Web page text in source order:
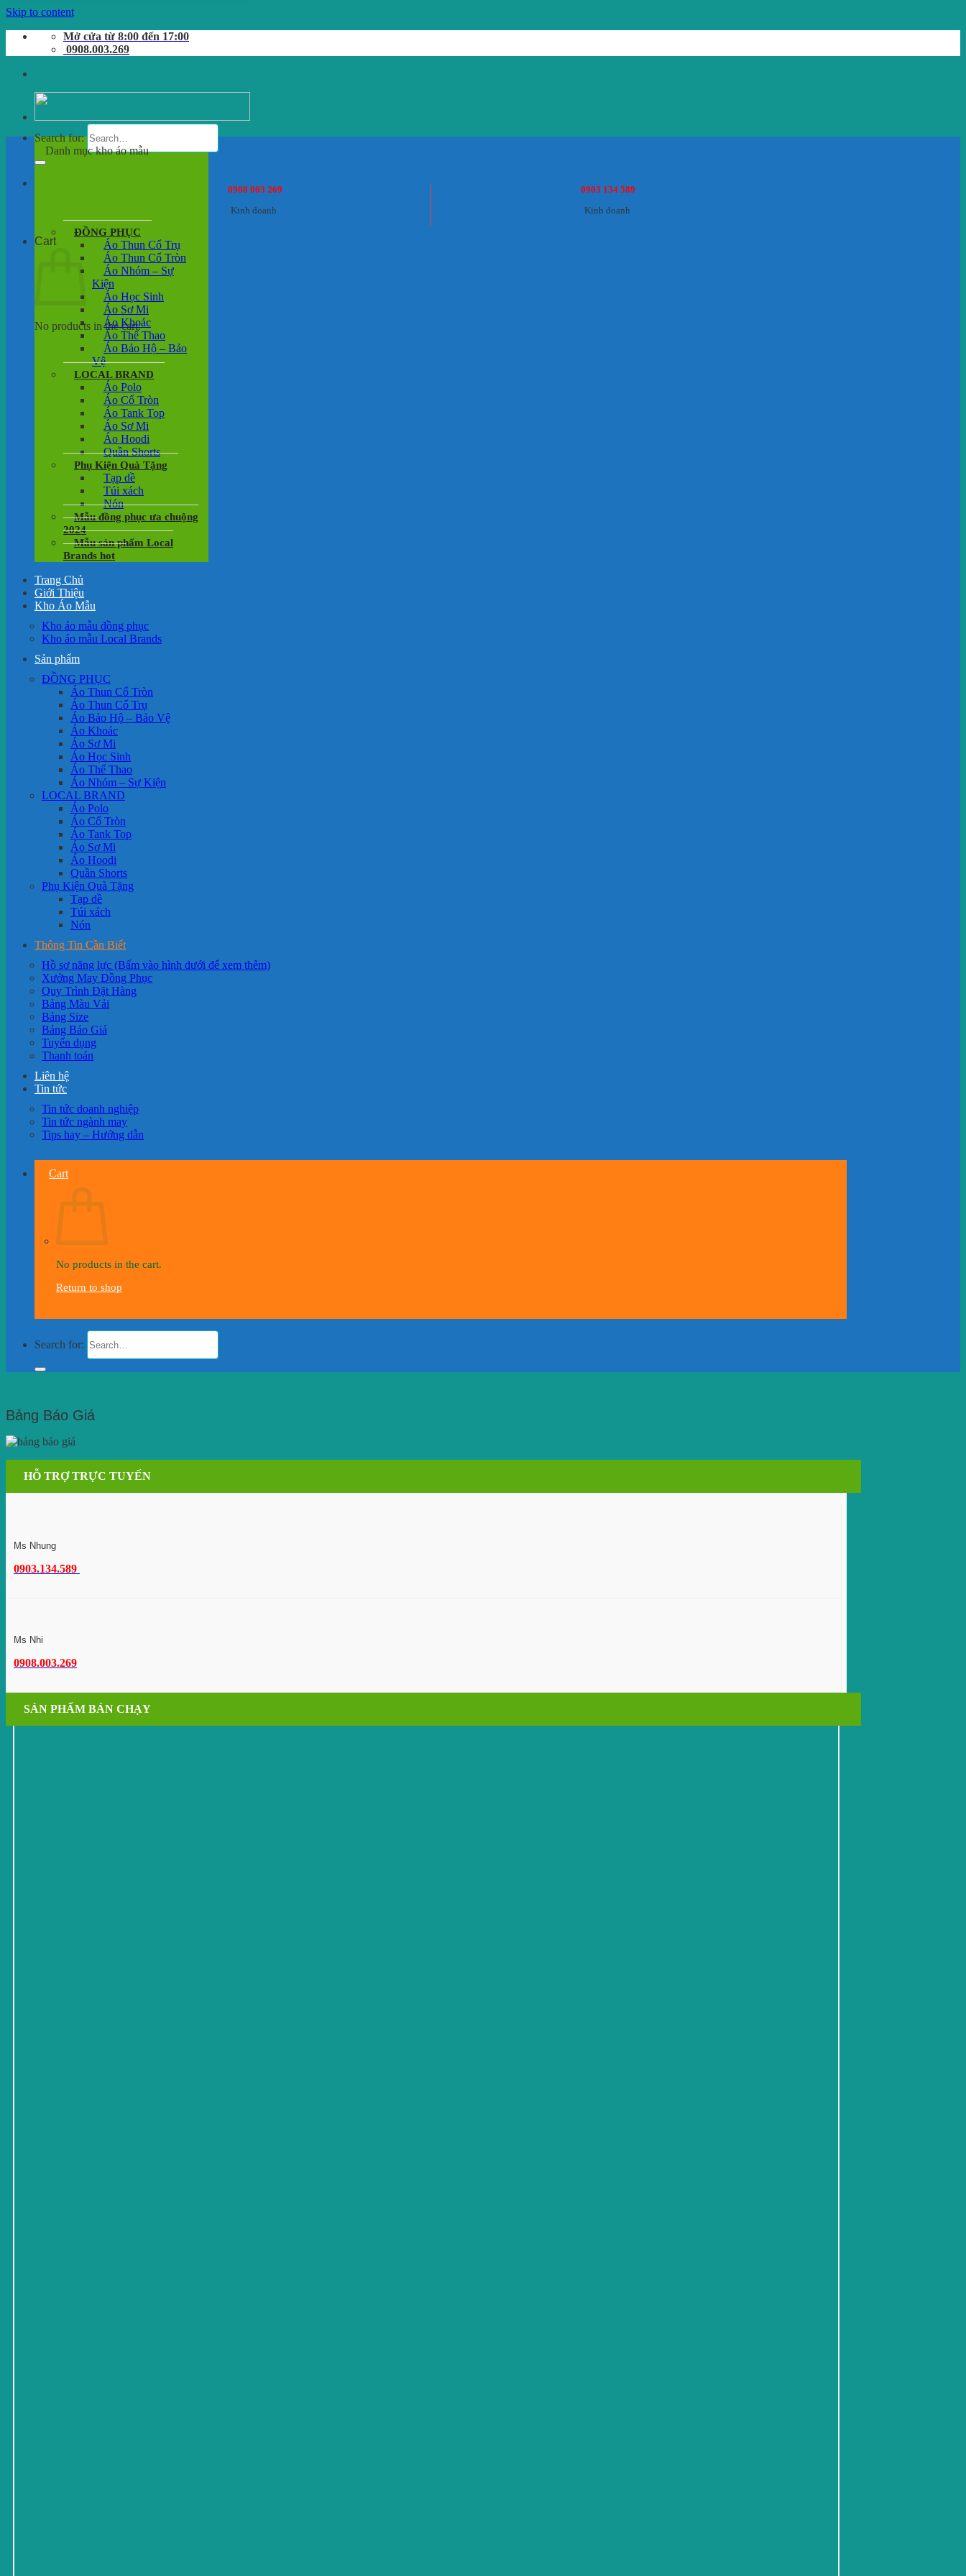
Skip to content
Mở cửa từ 8:00 đến 17:00
0908.003.269
Search for:
0908 003 269
Kinh doanh
0903 134 589
Kinh doanh
Cart
No products in the cart.
Danh mục kho áo mẫu
ĐỒNG PHỤC
Áo Thun Cổ Trụ
Áo Thun Cổ Tròn
Áo Nhóm – Sự
Kiện
Áo Học Sinh
Áo Sơ Mi
Áo Khoác
Áo Thể Thao
Áo Bảo Hộ – Bảo
Vệ
LOCAL BRAND
Áo Polo
Áo Cổ Tròn
Áo Tank Top
Áo Sơ Mi
Áo Hoodi
Quần Shorts
Phụ Kiện Quà Tặng
Tạp dề
Túi xách
Nón
Mẫu đồng phục ưa chuộng
2024
Mẫu sản phẩm Local
Brands hot
Trang Chủ
Giới Thiệu
Kho Áo Mẫu
Kho áo mẫu đồng phục
Kho áo mẫu Local Brands
Sản phẩm
ĐỒNG PHỤC
Áo Thun Cổ Tròn
Áo Thun Cổ Trụ
Áo Bảo Hộ – Bảo Vệ
Áo Khoác
Áo Sơ Mi
Áo Học Sinh
Áo Thể Thao
Áo Nhóm – Sự Kiện
LOCAL BRAND
Áo Polo
Áo Cổ Tròn
Áo Tank Top
Áo Sơ Mi
Áo Hoodi
Quần Shorts
Phụ Kiện Quà Tặng
Tạp dề
Túi xách
Nón
Thông Tin Cần Biết
Hồ sơ năng lực (Bấm vào hình dưới để xem thêm)
Xưởng May Đồng Phục
Quy Trình Đặt Hàng
Bảng Màu Vải
Bảng Size
Bảng Báo Giá
Tuyển dụng
Thanh toán
Liên hệ
Tin tức
Tin tức doanh nghiệp
Tin tức ngành may
Tips hay – Hướng dẫn
Cart
No products in the cart.
Return to shop
Search for:
Bảng Báo Giá
HỖ TRỢ TRỰC TUYẾN
Ms Nhung
0903.134.589
Ms Nhi
0908.003.269
SẢN PHẨM BÁN CHẠY